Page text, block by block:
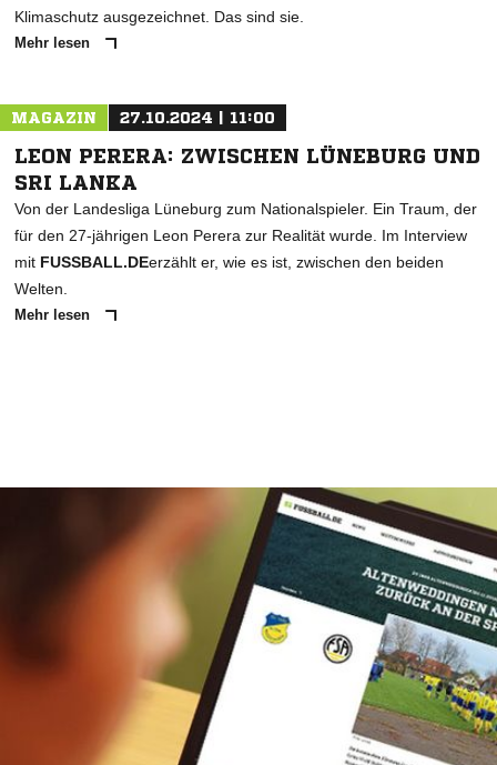
Klimaschutz ausgezeichnet. Das sind sie.
Mehr lesen
MAGAZIN 27.10.2024 | 11:00
LEON PERERA: ZWISCHEN LÜNEBURG UND
SRI LANKA
Von der Landesliga Lüneburg zum Nationalspieler. Ein Traum, der
für den 27-jährigen Leon Perera zur Realität wurde. Im Interview
mit FUSSBALL.DEerzählt er, wie es ist, zwischen den beiden
Welten.
Mehr lesen